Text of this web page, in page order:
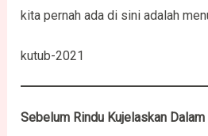
kita pernah ada di sini adalah
kutub-2021
Sebelum Rindu Kujelaskan